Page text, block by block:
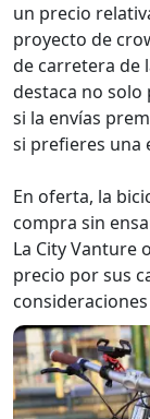
un precio
proyecto de
de carretera de
destaca no
si la envías
si prefieres una
En oferta, la
compra sin
La City Vanture
precio por sus